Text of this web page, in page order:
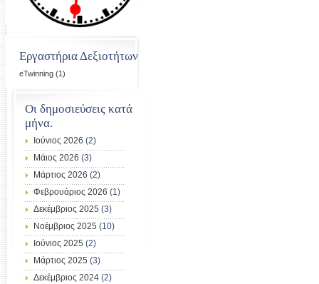
Οι δημοσιεύσεις κατά
μήνα.
Ιούνιος 2026 (2)
Μάιος 2026 (3)
Μάρτιος 2026 (2)
Φεβρουάριος 2026 (1)
Δεκέμβριος 2025 (3)
Νοέμβριος 2025 (10)
Ιούνιος 2025 (2)
Μάρτιος 2025 (3)
Δεκέμβριος 2024 (2)
Εργαστήρια Δεξιοτήτων
eTwinning (1)